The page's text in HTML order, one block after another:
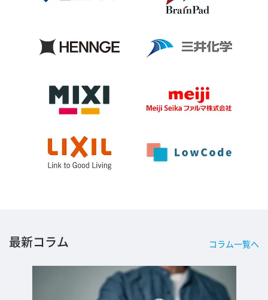
最新コラム コラム一覧へ